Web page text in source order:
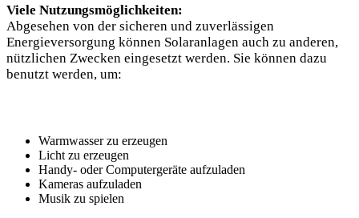
Viele Nutzungsmöglichkeiten:
Abgesehen von der sicheren ‌und‌ zuverlässigen
Energieversorgung können Solaranlagen⁢ auch zu anderen,
nützlichen Zwecken eingesetzt werden. Sie können dazu
benutzt​ werden, um:
Warmwasser ‌zu erzeugen
Licht zu erzeugen
Handy- oder Computergeräte aufzuladen
Kameras aufzuladen
Musik zu spielen